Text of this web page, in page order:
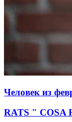
Человек из
RATS " COSA